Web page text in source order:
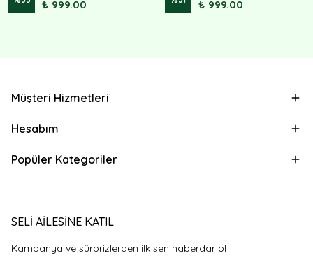
₺ 999.00 ₺ 999.00
Müşteri Hizmetleri
Hesabım
Popüler Kategoriler
SELİ AİLESİNE KATIL
Kampanya ve sürprizlerden ilk sen haberdar ol